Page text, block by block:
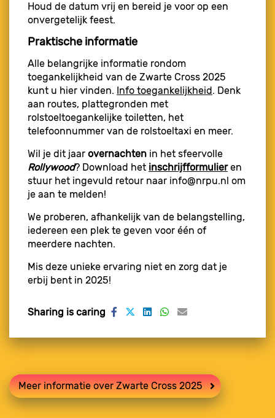
Houd de datum vrij en bereid je voor op een
onvergetelijk feest.
Praktische informatie
Alle belangrijke informatie rondom
toegankelijkheid van de Zwarte Cross 2025
kunt u hier vinden. Info toegankelijkheid. Denk
aan routes, plattegronden met
rolstoeltoegankelijke toiletten, het
telefoonnummer van de rolstoeltaxi en meer.
Wil je dit jaar overnachten in het sfeervolle
Rollywood? Download het inschrijfformulieren
stuur het ingevuld retour naar info@nrpu.nl om
je aan te melden!
We proberen, afhankelijk van de belangstelling,
iedereen een plek te geven voor één of
meerdere nachten.
Mis deze unieke ervaring niet en zorg dat je
erbij bent in 2025!
Sharing is caring
Meer informatie over Zwarte Cross 2025